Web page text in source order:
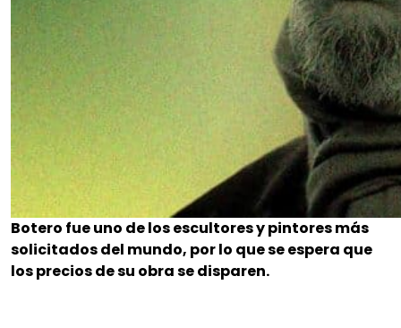
Botero fue uno de los escultores y pintores más
solicitados del mundo, por lo que se espera que
los precios de su obra se disparen.